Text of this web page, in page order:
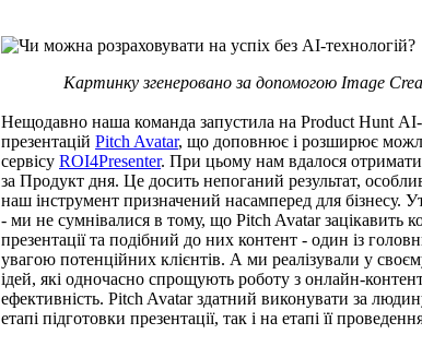
Картинку згенеровано за допомогою Image
Нещодавно наша команда запустила на Product Hunt
презентацій Pitch Avatar, що доповнює і розширює
сервісу ROI4Presenter. При цьому нам вдалося отримати
за Продукт дня. Це досить непоганий результат,
наш інструмент призначений насамперед для бізнесу.
- ми не сумнівалися в тому, що Pitch Avatar зацікавить
презентації та подібний до них контент - один із
увагою потенційних клієнтів. А ми реалізували у
ідей, які одночасно спрощують роботу з онлайн-
ефективність. Pitch Avatar здатний виконувати за
етапі підготовки презентації, так і на етапі її